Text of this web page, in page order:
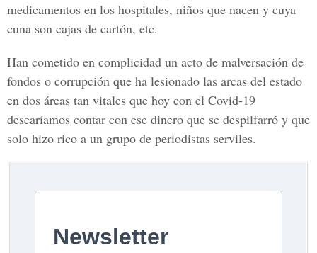
medicamentos en los hospitales, niños que nacen y cuya
cuna son cajas de cartón, etc.
Han cometido en complicidad un acto de malversación de
fondos o corrupción que ha lesionado las arcas del estado
en dos áreas tan vitales que hoy con el Covid-19
desearíamos contar con ese dinero que se despilfarró y que
solo hizo rico a un grupo de periodistas serviles.